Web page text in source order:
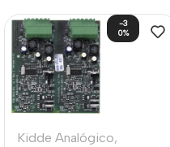
-3
0%
Kidde Analógico,